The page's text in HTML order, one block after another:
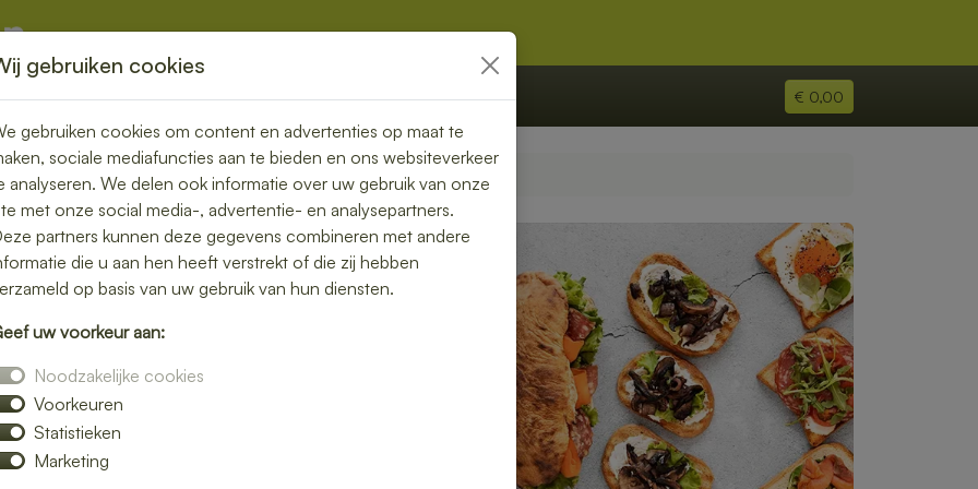
Overige € 0,00
in
zonder
bezorgservice in Hobrede. Van
jouw favoriete lunchgerechten
op kantoor of tijdens een vergadering.
gebruiken cookies
gebruiken cookies om content en advertenties op maat te
sociale mediafuncties aan te bieden en ons websiteverkeer
analyseren. We delen ook informatie over uw gebruik van onze
met onze social media-, advertentie- en analysepartners.
partners kunnen deze gegevens combineren met andere
die u aan hen heeft verstrekt of die zij hebben
op basis van uw gebruik van hun diensten.
uw voorkeur aan:
Noodzakelijke cookies
Voorkeuren
Statistieken
Marketing